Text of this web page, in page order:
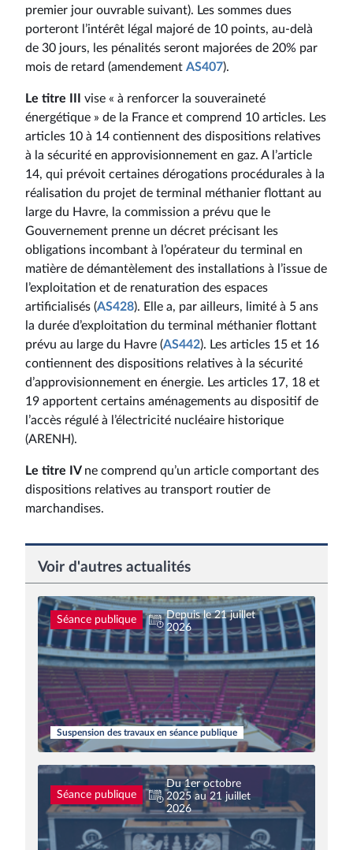
premier jour ouvrable suivant). Les sommes dues
porteront l’intérêt légal majoré de 10 points, au-delà
de 30 jours, les pénalités seront majorées de 20% par
mois de retard (amendement AS407).
Le titre III vise « à renforcer la souveraineté
énergétique » de la France et comprend 10 articles. Les
articles 10 à 14 contiennent des dispositions relatives
à la sécurité en approvisionnement en gaz. A l’article
14, qui prévoit certaines dérogations procédurales à la
réalisation du projet de terminal méthanier flottant au
large du Havre, la commission a prévu que le
Gouvernement prenne un décret précisant les
obligations incombant à l’opérateur du terminal en
matière de démantèlement des installations à l’issue de
l’exploitation et de renaturation des espaces
artificialisés (AS428). Elle a, par ailleurs, limité à 5 ans
la durée d’exploitation du terminal méthanier flottant
prévu au large du Havre (AS442). Les articles 15 et 16
contiennent des dispositions relatives à la sécurité
d’approvisionnement en énergie. Les articles 17, 18 et
19 apportent certains aménagements au dispositif de
l’accès régulé à l’électricité nucléaire historique
(ARENH).
Le titre IV ne comprend qu’un article comportant des
dispositions relatives au transport routier de
marchandises.
Voir d'autres actualités
Séance publique
Depuis le 21 juillet
2026
Suspension des travaux en séance publique
Séance publique
Du 1er octobre
2025 au 21 juillet
2026